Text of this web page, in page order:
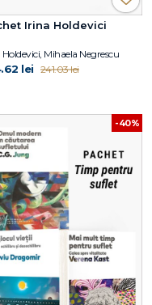
Irina Holdevici
Holdevici, Mihaela Negrescu
lei 241.03 lei
-40%